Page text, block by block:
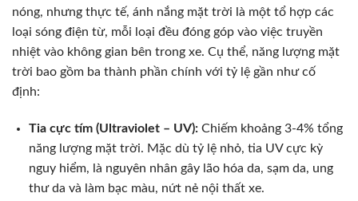
nóng, nhưng thực tế, ánh nắng mặt trời là một tổ hợp các
loại sóng điện từ, mỗi loại đều đóng góp vào việc truyền
nhiệt vào không gian bên trong xe. Cụ thể, năng lượng mặt
trời bao gồm ba thành phần chính với tỷ lệ gần như cố
định:
Tia cực tím (Ultraviolet – UV):Chiếm khoảng 3-4% tổng
năng lượng mặt trời. Mặc dù tỷ lệ nhỏ, tia UV cực kỳ
nguy hiểm, là nguyên nhân gây lão hóa da, sạm da, ung
thư da và làm bạc màu, nứt nẻ nội thất xe.